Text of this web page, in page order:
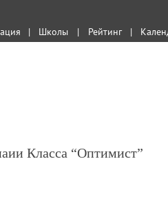
| Школы | Рейтинг |
Класса “Оптимист”